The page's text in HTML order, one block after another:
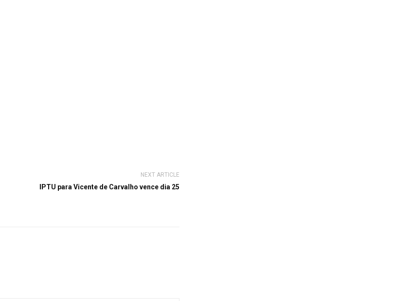
NEXT ARTICLE
IPTU para Vicente de Carvalho vence dia 25